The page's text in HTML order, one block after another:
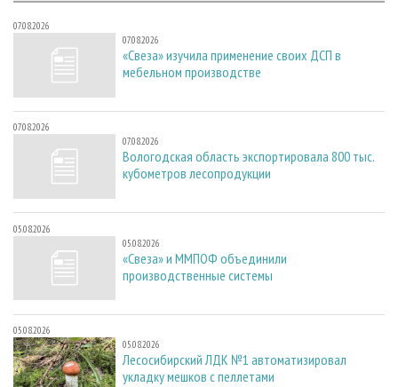
07.08.2026
07.08.2026
«Свеза» изучила применение своих ДСП в
мебельном производстве
07.08.2026
07.08.2026
Вологодская область экспортировала 800 тыс.
кубометров лесопродукции
05.08.2026
05.08.2026
«Свеза» и ММПОФ объединили
производственные системы
05.08.2026
05.08.2026
Лесосибирский ЛДК №1 автоматизировал
укладку мешков с пеллетами